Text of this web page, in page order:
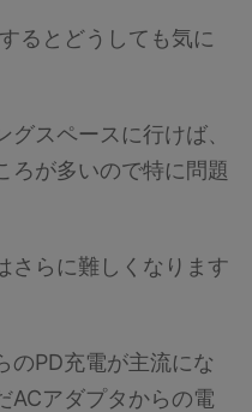
るとどうしても気に
スペースに行けば、
ろが多いので特に問題
さらに難しくなります
のPD充電が主流にな
ACアダプタからの電